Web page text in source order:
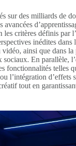
sur des milliards de
avancées
les critères définis par
inédites dans
ainsi que dans
sociaux. En parallèle,
fonctionnalités telles
l’intégration d’effets
tout en